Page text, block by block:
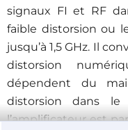
signaux FI et RF
faible distorsion ou
jusqu’à 1,5 GHz. Il
distorsion
dépendent du
distorsion dans
l’amplificateur est